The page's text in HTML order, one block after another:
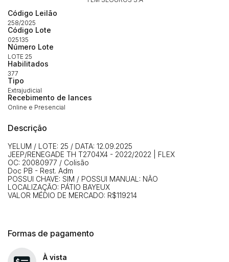
Código Leilão
258/2025
Código Lote
025135
Número Lote
LOTE 25
Habilitados
377
Tipo
Extrajudicial
Recebimento de lances
Online e Presencial
Descrição
YELUM / LOTE: 25 / DATA: 12.09.2025
JEEP/RENEGADE TH T2704X4 - 2022/2022 | FLEX
OC: 20080977 / Colisão
Doc PB - Rest. Adm
POSSUI CHAVE: SIM / POSSUI MANUAL: NÃO
LOCALIZAÇÃO: PÁTIO BAYEUX
VALOR MÉDIO DE MERCADO: R$119214
Formas de pagamento
À vista
Envie sua Proposta
(Art. 895, CPC)
Histórico de Propostas
14/04/2025 18:43:11 TIAGOFELIPE
14/04/2025 18:43:11 TIAGOFELIPE
14/04/2025 18:43:11 TIAGOFELIPE
Clique aqui para fazer login
Habilite-se para efetuar lances ou
propostas